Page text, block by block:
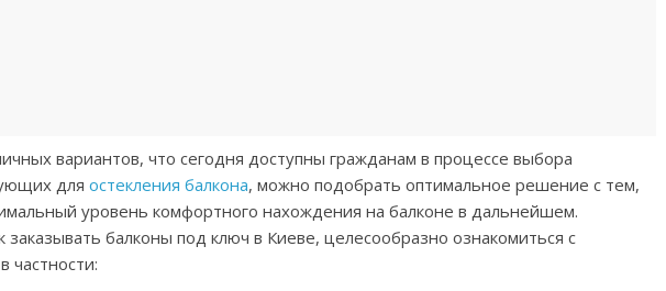
вариантов, что сегодня доступны гражданам в процессе выбора
для остекления балкона, можно подобрать оптимальное решение с тем,
уровень комфортного нахождения на балконе в дальнейшем.
балконы под ключ в Киеве, целесообразно ознакомиться с
частности: